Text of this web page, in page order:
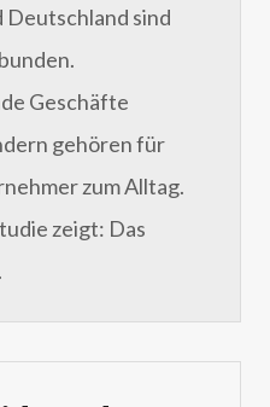
Deutschland sind
Geschäfte
gehören für
zum Alltag.
zeigt: Das